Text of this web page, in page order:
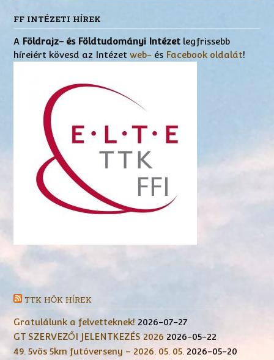
FF INTÉZETI HÍREK
A Földrajz- és Földtudományi Intézet legfrissebb
híreiért kövesd az Intézet web- és Facebook oldalát!
TTK HÖK HÍREK
Gratulálunk a felvetteknek! 2026-07-27
GT SZERVEZŐI JELENTKEZÉS 2026 2026-05-22
49. 5vös 5km futóverseny – 2026. 05. 05. 2026-05-20